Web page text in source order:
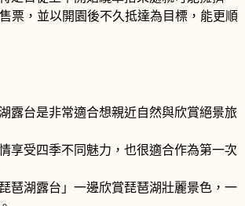
票，並以開園後不久抵達為目標，能更順
露台是非常適合想親近自然與欣賞絕景旅
享受四季不同魅力，也很適合作為第一次
琶湖露台」一邊欣賞琵琶湖壯麗景色，一